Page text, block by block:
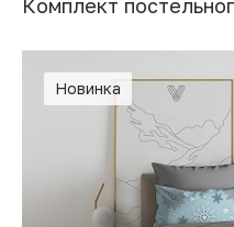
Комплект
Новинка